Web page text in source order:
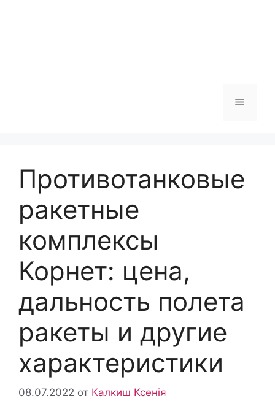
Меню
Противотанковые
ракетные
комплексы
Корнет: цена,
дальность полета
ракеты и другие
характеристики
08.07.2022 от Калкиш Ксенія